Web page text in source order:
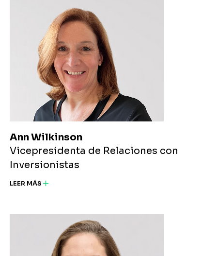
Ann Wilkinson
Vicepresidenta de Relaciones con
Inversionistas
LEER MÁS